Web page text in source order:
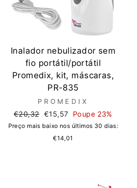
Inalador nebulizador sem
fio portátil/portátil
Promedix, kit, máscaras,
PR-835
PROMEDIX
Preço
normal
€20,32 Preço
de
saldo
€15,57 Poupe 23%
Preço mais baixo nos últimos 30 dias:
€14,01